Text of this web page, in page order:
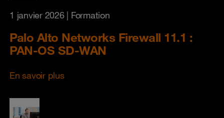
1 janvier 2026| Formation
Palo Alto Networks Firewall 11.1 :
PAN-OS SD-WAN
En savoir plus